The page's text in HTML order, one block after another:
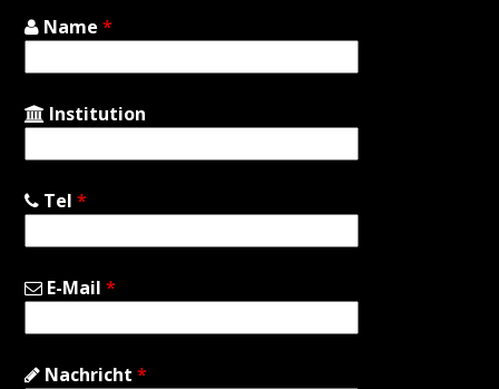
Name*
Institution
Tel*
E-Mail*
Nachricht*